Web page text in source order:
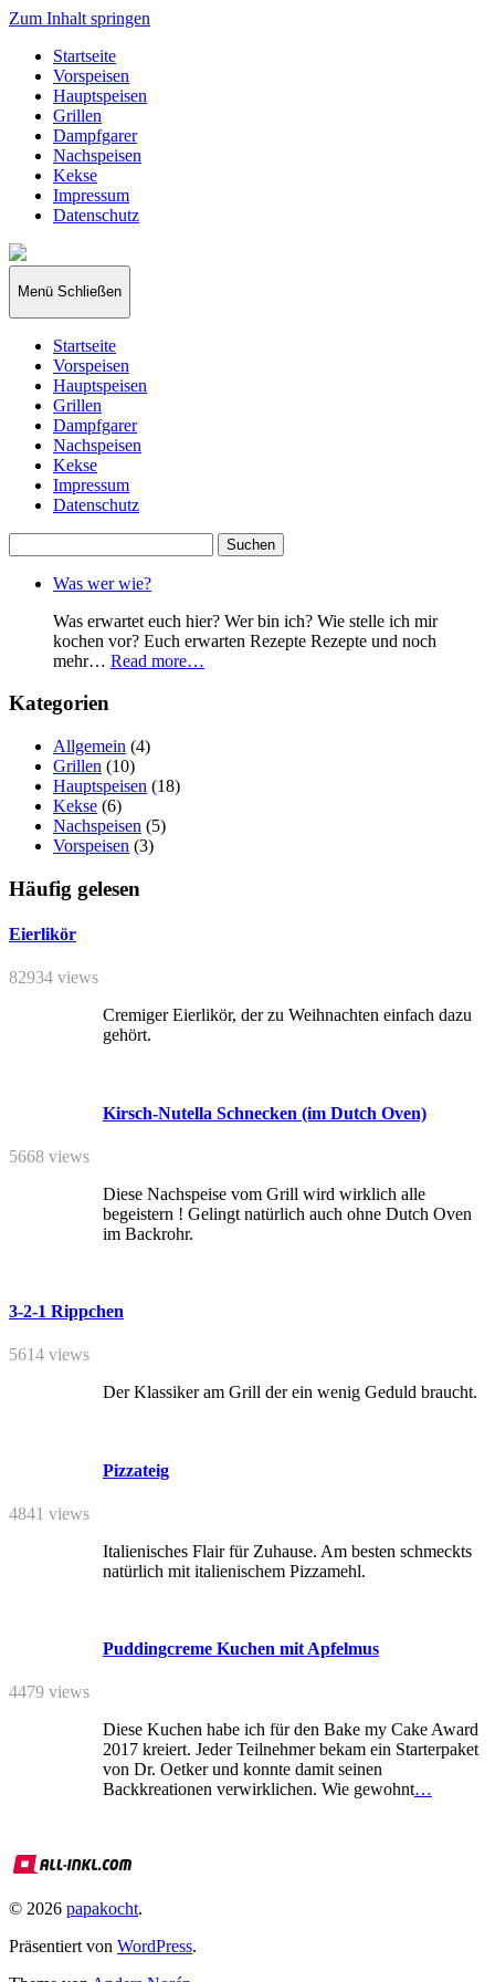
Zum Inhalt springen
Startseite
Vorspeisen
Hauptspeisen
Grillen
Dampfgarer
Nachspeisen
Kekse
Impressum
Datenschutz
papakocht
Menü Schließen
Startseite
Vorspeisen
Hauptspeisen
Grillen
Dampfgarer
Nachspeisen
Kekse
Impressum
Datenschutz
nach:
Was wer wie?
Was erwartet euch hier? Wer bin ich? Wie stelle ich mir
kochen vor? Euch erwarten Rezepte Rezepte und noch
mehr… Read more…
Kategorien
Allgemein (4)
Grillen (10)
Hauptspeisen (18)
Kekse (6)
Nachspeisen (5)
Vorspeisen (3)
Häufig gelesen
Eierlikör
82934 views
Cremiger Eierlikör, der zu Weihnachten einfach dazu
gehört.
Kirsch-Nutella Schnecken (im Dutch Oven)
5668 views
Diese Nachspeise vom Grill wird wirklich alle
begeistern ! Gelingt natürlich auch ohne Dutch Oven
im Backrohr.
3-2-1 Rippchen
5614 views
Der Klassiker am Grill der ein wenig Geduld braucht.
Pizzateig
4841 views
Italienisches Flair für Zuhause. Am besten schmeckts
natürlich mit italienischem Pizzamehl.
Puddingcreme Kuchen mit Apfelmus
4479 views
Diese Kuchen habe ich für den Bake my Cake Award
2017 kreiert. Jeder Teilnehmer bekam ein Starterpaket
von Dr. Oetker und konnte damit seinen
Backkreationen verwirklichen. Wie gewohnt…
© 2026 papakocht.
Präsentiert von WordPress.